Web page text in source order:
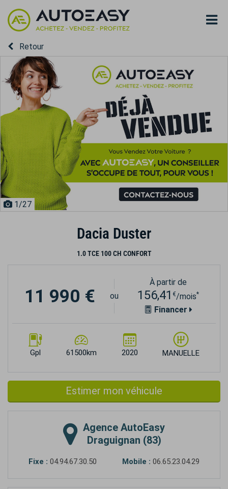
Retour
1/27
Dacia Duster
1.0 TCE 100 CH CONFORT
Gpl 61500km 2020 MANUELLE
11 990 € ou
À partir de
156,41 €/mois*
Financer
Estimer mon véhicule
Agence AutoEasy
Draguignan (83)
Fixe : 04.94.67.30.50 Mobile : 06.65.23.04.29